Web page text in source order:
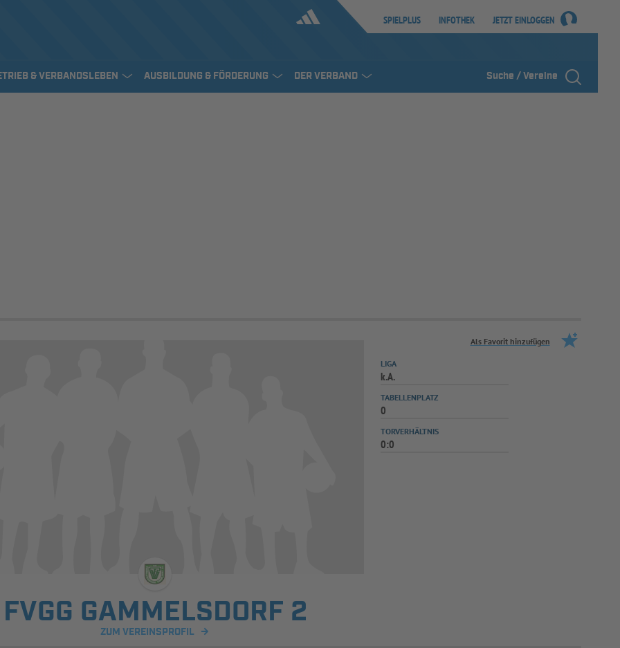
SPIELPLUS INFOTHEK JETZT EINLOGGEN
& VERBANDSLEBEN AUSBILDUNG & FÖRDERUNG DER VERBAND Suche / Vereine
Als Favorit hinzufügen
FVGG GAMMELSDORF 2
ZUM VEREINSPROFIL
LIGA
k.A.
TABELLENPLATZ
0
TORVERHÄLTNIS
0:0